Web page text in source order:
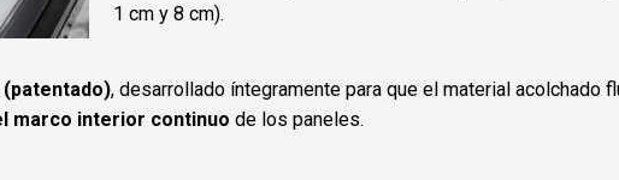
1 cm y 8 cm).
, desarrollado íntegramente para que el material acolchado
marco interior continuo de los paneles.